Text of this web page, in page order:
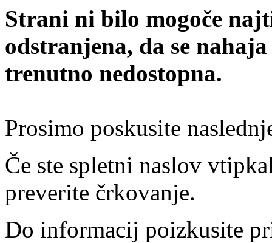
Strani ni bilo mogoče
odstranjena, da se
trenutno nedostopna.
Prosimo poskusite
Če ste spletni naslov
preverite črkovanje.
Do informacij poizkusite